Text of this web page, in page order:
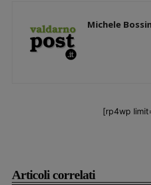
Articoli correlati
Michele
[rp4wp